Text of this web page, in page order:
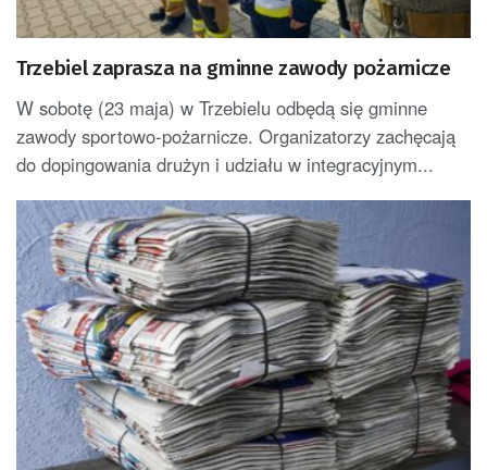
Trzebiel zaprasza na gminne zawody pożarnicze
W sobotę (23 maja) w Trzebielu odbędą się gminne
zawody sportowo-pożarnicze. Organizatorzy zachęcają
do dopingowania drużyn i udziału w integracyjnym...